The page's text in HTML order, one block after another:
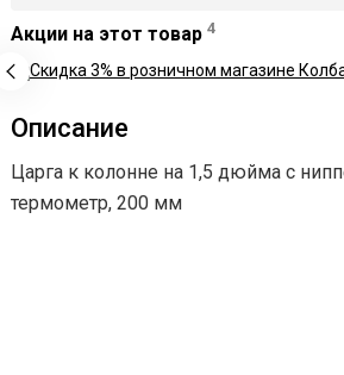
Акции на этот товар 4
Описание
Царга к колонне на 1,5 дюйма с
термометр, 200 мм